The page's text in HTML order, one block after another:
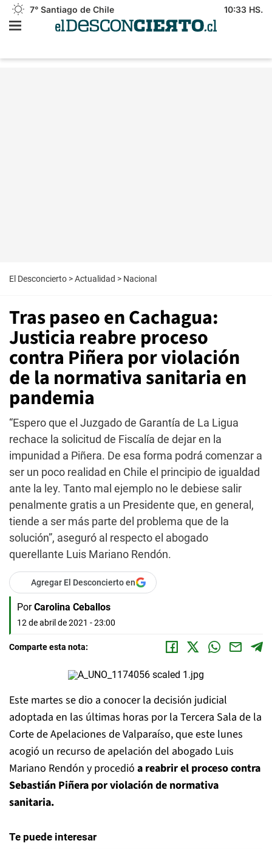
7° Santiago de Chile 10:33 HS.
El Desconcierto >Actualidad > Nacional
Tras paseo en Cachagua:
Justicia reabre proceso
contra Piñera por violación
de la normativa sanitaria en
pandemia
“Espero que el Juzgado de Garantía de La Ligua
rechace la solicitud de Fiscalía de dejar en la
impunidad a Piñera. De esa forma podrá comenzar a
ser un poco realidad en Chile el principio de igualdad
ante la ley. Tanto mal ejemplo no le debiese salir
penalmente gratis a un Presidente que, en general,
tiende a ser más parte del problema que de la
solución”, aseguró al respecto el abogado
querellante Luis Mariano Rendón.
Agregar El Desconcierto en
Por Carolina Ceballos
12 de abril de 2021 - 23:00
Comparte esta nota:
Este martes se dio a conocer la decisión judicial
adoptada en las últimas horas por la Tercera Sala de la
Corte de Apelaciones de Valparaíso, que este lunes
acogió un recurso de apelación del abogado Luis
Mariano Rendón y procedió a reabrir el proceso contra
Sebastián Piñera por violación de normativa
sanitaria.
Te puede interesar